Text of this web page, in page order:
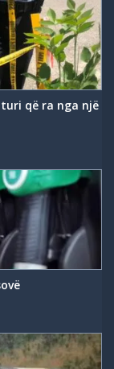
që ra nga një